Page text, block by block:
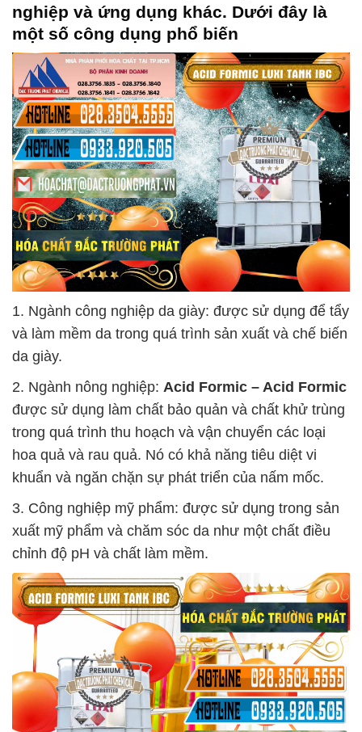
nghiệp và ứng dụng khác. Dưới đây là
một số công dụng phổ biến
1. Ngành công nghiệp da giày: được sử dụng để tẩy
và làm mềm da trong quá trình sản xuất và chế biến
da giày.
2. Ngành nông nghiệp: Acid Formic – Acid Formic
được sử dụng làm chất bảo quản và chất khử trùng
trong quá trình thu hoạch và vận chuyển các loại
hoa quả và rau quả. Nó có khả năng tiêu diệt vi
khuẩn và ngăn chặn sự phát triển của nấm mốc.
3. Công nghiệp mỹ phẩm: được sử dụng trong sản
xuất mỹ phẩm và chăm sóc da như một chất điều
chỉnh độ pH và chất làm mềm.